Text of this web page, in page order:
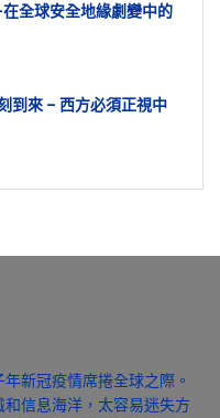
全球安全地緣劇變中的
到來 – 西方必須正視中
新冠疫情席捲全球之際。
信息海洋，太容易迷失方